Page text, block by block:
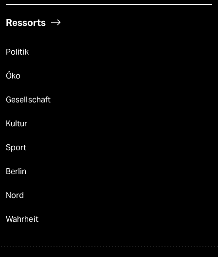
Ressorts
Politik
Öko
Gesellschaft
Kultur
Sport
Berlin
Nord
Wahrheit